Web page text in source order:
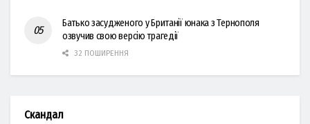
Батько засудженого у Британії юнака з Тернополя
озвучив свою версію трагедії
32 ПОШИРЕННЯ
Скандал